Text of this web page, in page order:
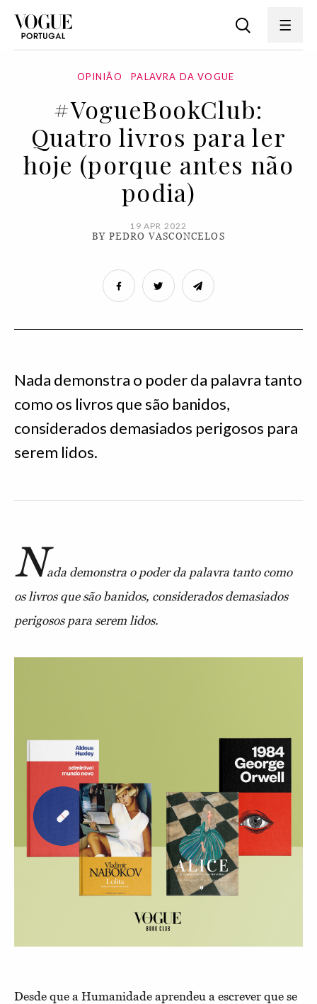
OPINIÃO PALAVRA DA VOGUE
#VogueBookClub:
Quatro livros para ler
hoje (porque antes não
podia)
19 APR 2022
BY PEDRO VASCONCELOS
Nada demonstra o poder da palavra tanto
como os livros que são banidos,
considerados demasiados perigosos para
serem lidos.
Nada demonstra o poder da palavra tanto como
os livros que são banidos, considerados demasiados
perigosos para serem lidos.
Desde que a Humanidade aprendeu a escrever que se